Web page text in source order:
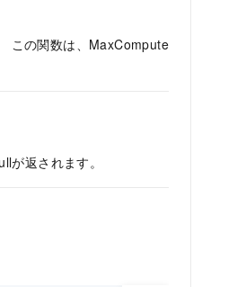
この関数は、MaxCompute
が返されます。